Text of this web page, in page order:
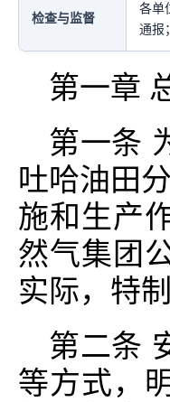
检查与监督
各单
通报
第一章
第一条
吐哈油田
施和生产
然气集团
实际，特
第二条
等方式，